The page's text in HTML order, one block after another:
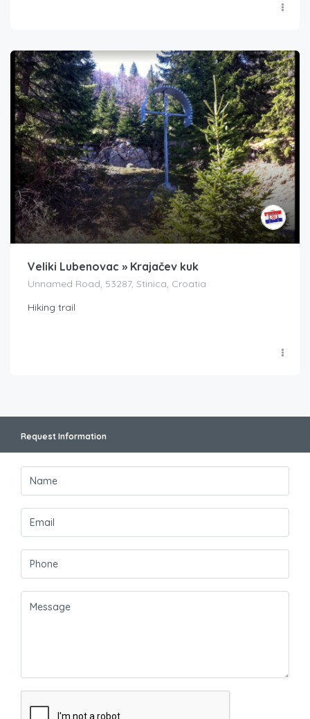
Veliki Lubenovac » Krajačev kuk
Unnamed Road, 53287, Stinica, Croatia
Hiking trail
Request Information